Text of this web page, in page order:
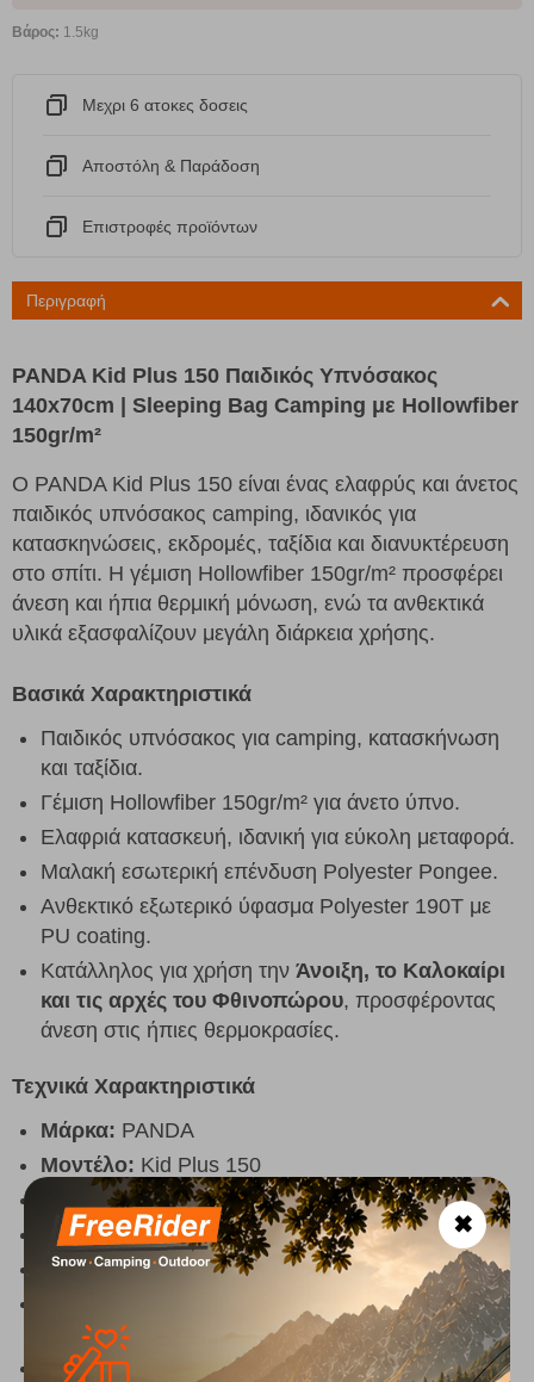
Βάρος: 1.5kg
Μεχρι 6 ατοκες δοσεις
Αποστόλη & Παράδοση
Eπιστροφές προϊόντων
Περιγραφή
PANDA Kid Plus 150 Παιδικός Υπνόσακος
140x70cm | Sleeping Bag Camping με Hollowfiber
150gr/m²
Ο PANDA Kid Plus 150 είναι ένας ελαφρύς και άνετος
παιδικός υπνόσακος camping, ιδανικός για
κατασκηνώσεις, εκδρομές, ταξίδια και διανυκτέρευση
στο σπίτι. Η γέμιση Hollowfiber 150gr/m² προσφέρει
άνεση και ήπια θερμική μόνωση, ενώ τα ανθεκτικά
υλικά εξασφαλίζουν μεγάλη διάρκεια χρήσης.
Βασικά Χαρακτηριστικά
Παιδικός υπνόσακος για camping, κατασκήνωση
και ταξίδια.
Γέμιση Hollowfiber 150gr/m² για άνετο ύπνο.
Ελαφριά κατασκευή, ιδανική για εύκολη μεταφορά.
Μαλακή εσωτερική επένδυση Polyester Pongee.
Ανθεκτικό εξωτερικό ύφασμα Polyester 190T με
PU coating.
Κατάλληλος για χρήση την Άνοιξη, το Καλοκαίρι
και τις αρχές του Φθινοπώρου, προσφέροντας
άνεση στις ήπιες θερμοκρασίες.
Τεχνικά Χαρακτηριστικά
Μάρκα: PANDA
Μοντέλο: Kid Plus 150
12338
Διαστάσεις: 140 x 70 cm
Γέμιση: 150 gr/m² Hollowfiber
Polyester 190T με PU
Coating
Εσωτερικό ύφασμα:
Polyester Pongee
✖